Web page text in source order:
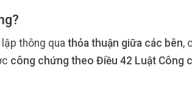
thông qua thỏa thuận giữa các bên,
công chứng theo Điều 42 Luật Công